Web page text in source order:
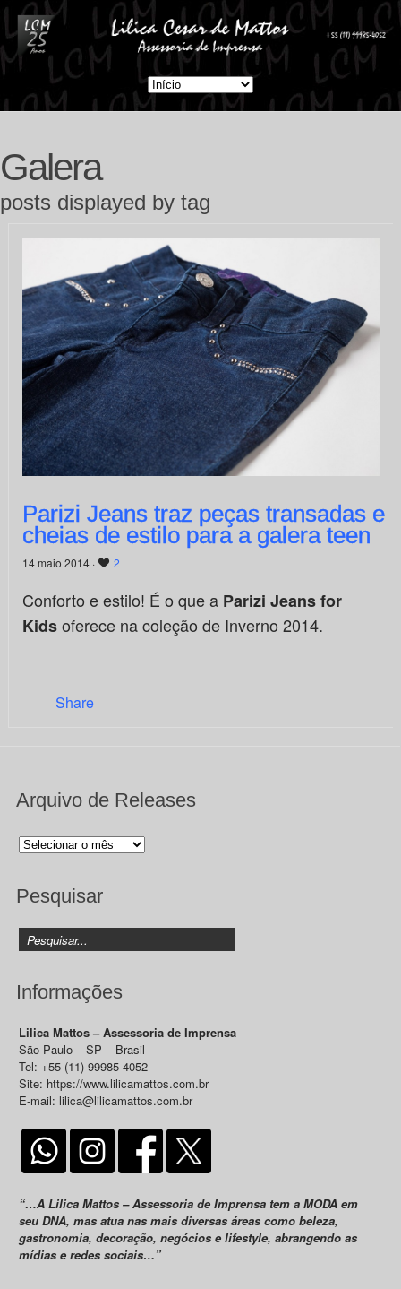
Galera
posts displayed by tag
Parizi Jeans traz peças transadas e
cheias de estilo para a galera teen
14 maio 2014 · 2
Conforto e estilo! É o que a Parizi Jeans for
Kidsoferece na coleção de Inverno 2014.
Share
Arquivo de Releases
Arquivo
Releases
Pesquisar
Informações
Lilica Mattos – Assessoria de Imprensa
São Paulo – SP – Brasil
Tel: +55 (11) 99985-4052
Site: https://www.lilicamattos.com.br
E-mail: lilica@lilicamattos.com.br
“…A Lilica Mattos – Assessoria de Imprensa tem a MODA em
seu DNA, mas atua nas mais diversas áreas como beleza,
gastronomia, decoração, negócios e lifestyle, abrangendo as
mídias e redes sociais…”